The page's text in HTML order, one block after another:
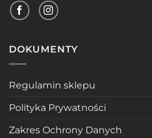
DOKUMENTY
Regulamin sklepu
Polityka Prywatności
Zakres Ochrony Danych